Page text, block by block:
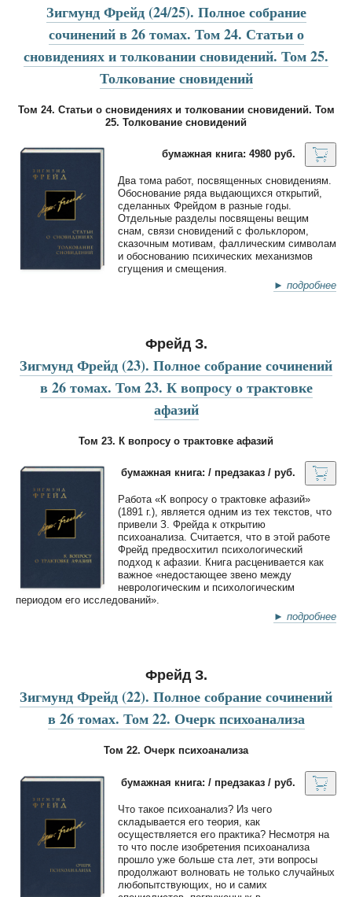
Зигмунд Фрейд (24/25). Полное собрание
сочинений в 26 томах. Том 24. Статьи о
сновидениях и толковании сновидений. Том 25.
Толкование сновидений
Том 24. Статьи о сновидениях и толковании сновидений. Том
25. Толкование сновидений
бумажная книга: 4980 руб.
Два тома работ, посвященных сновидениям.
Обоснование ряда выдающихся открытий,
сделанных Фрейдом в разные годы.
Отдельные разделы посвящены вещим
снам, связи сновидений с фольклором,
сказочным мотивам, фаллическим символам
и обоснованию психических механизмов
сгущения и смещения.
► подробнее
Фрейд З.
Зигмунд Фрейд (23). Полное собрание сочинений
в 26 томах. Том 23. К вопросу о трактовке
афазий
Том 23. К вопросу о трактовке афазий
бумажная книга: / предзаказ / руб.
Работа «К вопросу о трактовке афазий»
(1891 г.), является одним из тех текстов, что
привели З. Фрейда к открытию
психоанализа. Считается, что в этой работе
Фрейд предвосхитил психологический
подход к афазии. Книга расценивается как
важное «недостающее звено между
неврологическим и психологическим
периодом его исследований».
► подробнее
Фрейд З.
Зигмунд Фрейд (22). Полное собрание сочинений
в 26 томах. Том 22. Очерк психоанализа
Том 22. Очерк психоанализа
бумажная книга: / предзаказ / руб.
Что такое психоанализ? Из чего
складывается его теория, как
осуществляется его практика? Несмотря на
то что после изобретения психоанализа
прошло уже больше ста лет, эти вопросы
продолжают волновать не только случайных
любопытствующих, но и самих